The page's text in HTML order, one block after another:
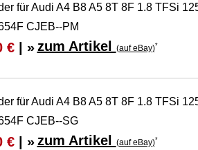
für Audi A4 B8 A5 8T 8F 1.8 TFSi
CJEB--PM
€| » zum Artikel (auf eBay)*
für Audi A4 B8 A5 8T 8F 1.8 TFSi
CJEB--SG
€| » zum Artikel (auf eBay)*